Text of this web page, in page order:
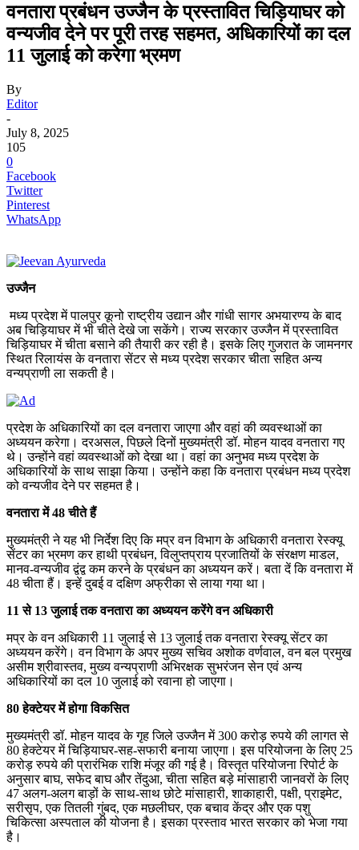
वनतारा प्रबंधन उज्जैन के प्रस्तावित चिड़ियाघर को
वन्यजीव देने पर पूरी तरह सहमत, अधिकारियों का दल
11 जुलाई को करेगा भ्रमण
By
Editor
-
July 8, 2025
105
0
Facebook
Twitter
Pinterest
WhatsApp
उज्जैन
मध्य प्रदेश में पालपुर कूनो राष्ट्रीय उद्यान और गांधी सागर अभयारण्य के बाद
अब चिड़ियाघर में भी चीते देखे जा सकेंगे। राज्य सरकार उज्जैन में प्रस्तावित
चिड़ियाघर में चीता बसाने की तैयारी कर रही है। इसके लिए गुजरात के जामनगर
स्थित रिलायंस के वनतारा सेंटर से मध्य प्रदेश सरकार चीता सहित अन्य
वन्यप्राणी ला सकती है।
प्रदेश के अधिकारियों का दल वनतारा जाएगा और वहां की व्यवस्थाओं का
अध्ययन करेगा। दरअसल, पिछले दिनों मुख्यमंत्री डॉ. मोहन यादव वनतारा गए
थे। उन्होंने वहां व्यवस्थाओं को देखा था। वहां का अनुभव मध्य प्रदेश के
अधिकारियों के साथ साझा किया। उन्होंने कहा कि वनतारा प्रबंधन मध्य प्रदेश
को वन्यजीव देने पर सहमत है।
वनतारा में 48 चीते हैं
मुख्यमंत्री ने यह भी निर्देश दिए कि मप्र वन विभाग के अधिकारी वनतारा रेस्क्यू
सेंटर का भ्रमण कर हाथी प्रबंधन, विलुप्तप्राय प्रजातियों के संरक्षण माडल,
मानव-वन्यजीव द्वंद्व कम करने के प्रबंधन का अध्ययन करें। बता दें कि वनतारा में
48 चीता हैं। इन्हें दुबई व दक्षिण अफ्रीका से लाया गया था।
11 से 13 जुलाई तक वनतारा का अध्ययन करेंगे वन अधिकारी
मप्र के वन अधिकारी 11 जुलाई से 13 जुलाई तक वनतारा रेस्क्यू सेंटर का
अध्ययन करेंगे। वन विभाग के अपर मुख्य सचिव अशोक वर्णवाल, वन बल प्रमुख
असीम श्रीवास्तव, मुख्य वन्यप्राणी अभिरक्षक सुभरंजन सेन एवं अन्य
अधिकारियों का दल 10 जुलाई को रवाना हो जाएगा।
80 हेक्टेयर में होगा विकसित
मुख्यमंत्री डॉ. मोहन यादव के गृह जिले उज्जैन में 300 करोड़ रुपये की लागत से
80 हेक्टेयर में चिड़ियाघर-सह-सफारी बनाया जाएगा। इस परियोजना के लिए 25
करोड़ रुपये की प्रारंभिक राशि मंजूर की गई है। विस्तृत परियोजना रिपोर्ट के
अनुसार बाघ, सफेद बाघ और तेंदुआ, चीता सहित बड़े मांसाहारी जानवरों के लिए
47 अलग-अलग बाड़ों के साथ-साथ छोटे मांसाहारी, शाकाहारी, पक्षी, प्राइमेट,
सरीसृप, एक तितली गुंबद, एक मछलीघर, एक बचाव केंद्र और एक पशु
चिकित्सा अस्पताल की योजना है। इसका प्रस्ताव भारत सरकार को भेजा गया
है।